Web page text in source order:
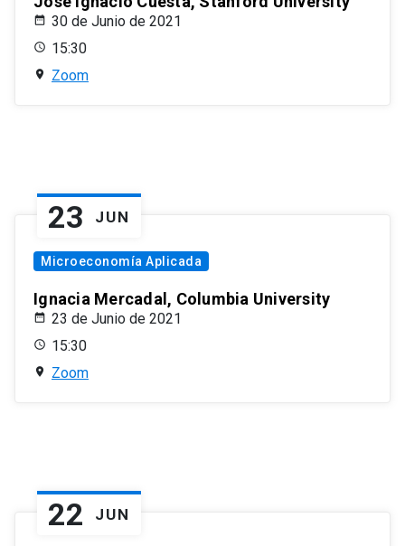
30 de Junio de 2021
15:30
Zoom
23 JUN
Microeconomía Aplicada
Ignacia Mercadal, Columbia University
23 de Junio de 2021
15:30
Zoom
22 JUN